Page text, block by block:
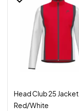
Head Club 25 Jacket
Red/White